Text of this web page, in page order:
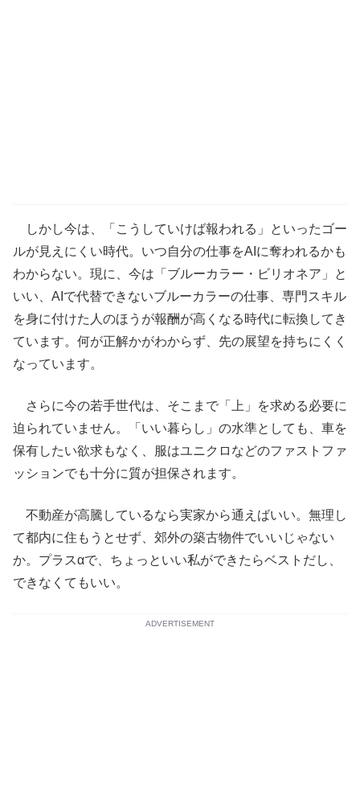
しかし今は、「こうしていけば報われる」といったゴー
ルが見えにくい時代。いつ自分の仕事をAIに奪われるかも
わからない。現に、今は「ブルーカラー・ビリオネア」と
いい、AIで代替できないブルーカラーの仕事、専門スキル
を身に付けた人のほうが報酬が高くなる時代に転換してき
ています。何が正解かがわからず、先の展望を持ちにくく
なっています。
さらに今の若手世代は、そこまで「上」を求める必要に
迫られていません。「いい暮らし」の水準としても、車を
保有したい欲求もなく、服はユニクロなどのファストファ
ッションでも十分に質が担保されます。
不動産が高騰しているなら実家から通えばいい。無理し
て都内に住もうとせず、郊外の築古物件でいいじゃない
か。プラスαで、ちょっといい私ができたらベストだし、
できなくてもいい。
ADVERTISEMENT